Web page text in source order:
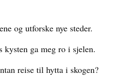
og utforske nye steder.
kysten ga meg ro i sjelen.
reise til hytta i skogen?